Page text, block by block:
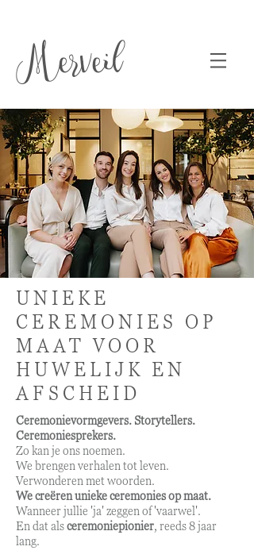
Merveil
UNIEKE
CEREMONIES OP
MAAT VOOR
HUWELIJK EN
AFSCHEID
Ceremonievormgevers. Storytellers.
Ceremoniesprekers.
Zo kan je ons noemen.
We brengen verhalen tot leven.
Verwonderen met woorden.
We creëren unieke ceremonies op maat.
Wanneer jullie 'ja' zeggen of 'vaarwel'.
En dat alsceremoniepionier, reeds 8 jaar
lang.